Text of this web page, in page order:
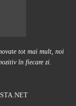
tot mai mult, noi
în fiecare zi.